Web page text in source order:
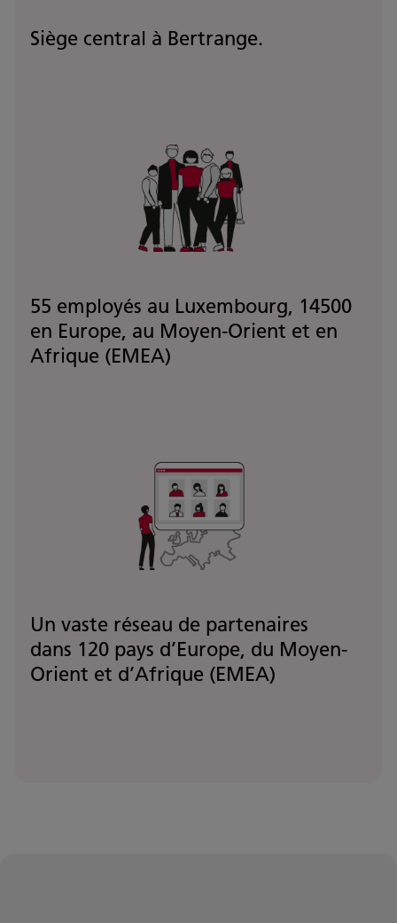
Siège central à Bertrange.
55 employés au Luxembourg, 14500
en Europe, au Moyen-Orient et en
Afrique (EMEA)
Un vaste réseau de partenaires
dans 120 pays d’Europe, du Moyen-
Orient et d’Afrique (EMEA)